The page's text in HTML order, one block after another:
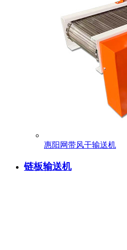
惠阳网带风干输送机
链板输送机